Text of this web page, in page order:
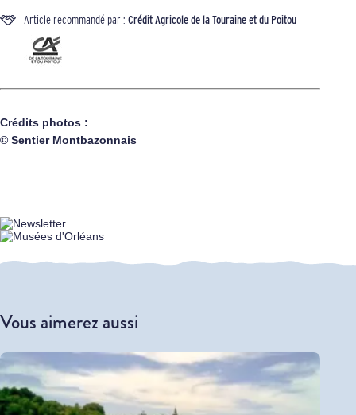
Article recommandé par : Crédit Agricole de la Touraine et du Poitou
Crédits photos :
© Sentier Montbazonnais
Vous aimerez aussi